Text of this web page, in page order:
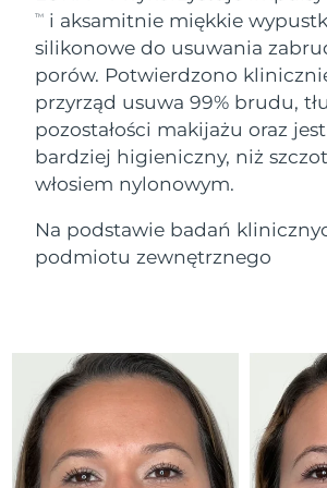
TM
i aksamitnie miękkie
silikonowe do usuwania
porów. Potwierdzono
przyrząd usuwa 99% brudu,
pozostałości makijażu oraz
bardziej higieniczny, niż
włosiem nylonowym.
Na podstawie badań
podmiotu zewnętrznego
All revitalizing eye
Advanced pore care
Serum
For healthy hair
issa™ Teeth
18% PAP
Kosmetyki
Kupuj
Gibraltar
Grecja
SRA Hongkong
(Chiny)
Irlandia
Wyspa Man